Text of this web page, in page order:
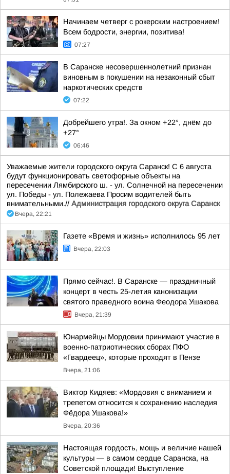
Начинаем четверг с рокерским настроением!
Всем бодрости, энергии, позитива!
07:27
В Саранске несовершеннолетний признан
виновным в покушении на незаконный сбыт
наркотических средств
07:22
Добрейшего утра!. За окном +22°, днём до
+27°
06:46
Уважаемые жители городского округа Саранск! С 6 августа
будут функционировать светофорные объекты на
пересечении Лямбирского ш. - ул. Солнечной на пересечении
ул. Победы - ул. Полежаева Просим водителей быть
внимательными.// Администрация городского округа Саранск
Вчера, 22:21
Газете «Время и жизнь» исполнилось 95 лет
Вчера, 22:03
Прямо сейчас!. В Саранске — праздничный
концерт в честь 25-летия канонизации
святого праведного воина Феодора Ушакова
Вчера, 21:39
Юнармейцы Мордовии принимают участие в
военно-патриотических сборах ПФО
«Гвардеец», которые проходят в Пензе
Вчера, 21:06
Виктор Кидяев: «Мордовия с вниманием и
трепетом относится к сохранению наследия
Фёдора Ушакова!»
Вчера, 20:36
Настоящая гордость, мощь и величие нашей
культуры — в самом сердце Саранска, на
Советской площади! Выступление